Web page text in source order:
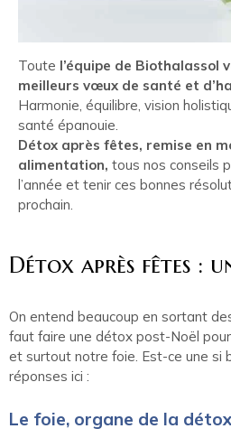
Toute l’équipe de Biothalassol
meilleurs vœux de santé et
Harmonie, équilibre, vision
santé épanouie.
Détox après fêtes, remise en
alimentation, tous nos conseils
l’année et tenir ces bonnes
prochain.
Détox après fêtes :
On entend beaucoup en sortant
faut faire une détox post-Noël
et surtout notre foie. Est-ce une si
réponses ici :
Le foie, organe de la détox